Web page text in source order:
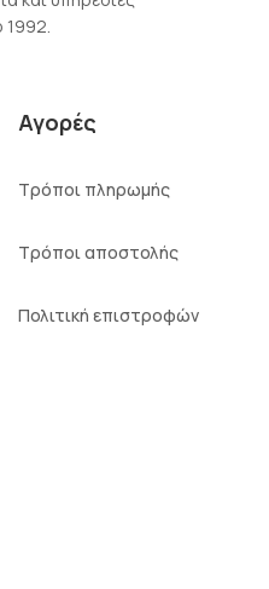
1992.
Αγορές
Τρόποι πληρωμής
Τρόποι αποστολής
Πολιτική επιστροφών